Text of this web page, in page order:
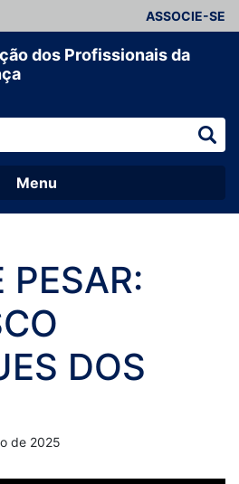
ASSOCIE-SE
dos Profissionais da
Menu
PESAR:
DOS
de 2025